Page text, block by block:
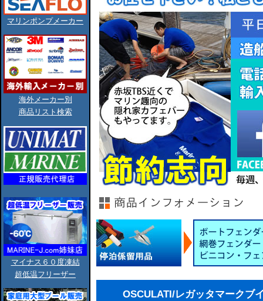
マリンポンプメーカー
海外メーカー別
商品リスト検索
マイナス６０度凍結
超低温フリーザー
OSCULATI/レガッタマークブ